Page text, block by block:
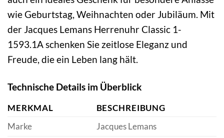
wie Geburtstag, Weihnachten oder Jubiläum. Mit
der Jacques Lemans Herrenuhr Classic 1-
1593.1A schenken Sie zeitlose Eleganz und
Freude, die ein Leben lang hält.
Technische Details im Überblick
MERKMAL
BESCHREIBUNG
Marke
Jacques Lemans